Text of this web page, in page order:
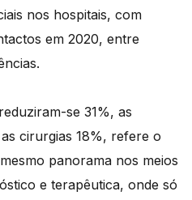
nos hospitais, com
em 2020, entre
se 31%, as
cirurgias 18%, refere o
panorama nos meios
e terapêutica, onde só